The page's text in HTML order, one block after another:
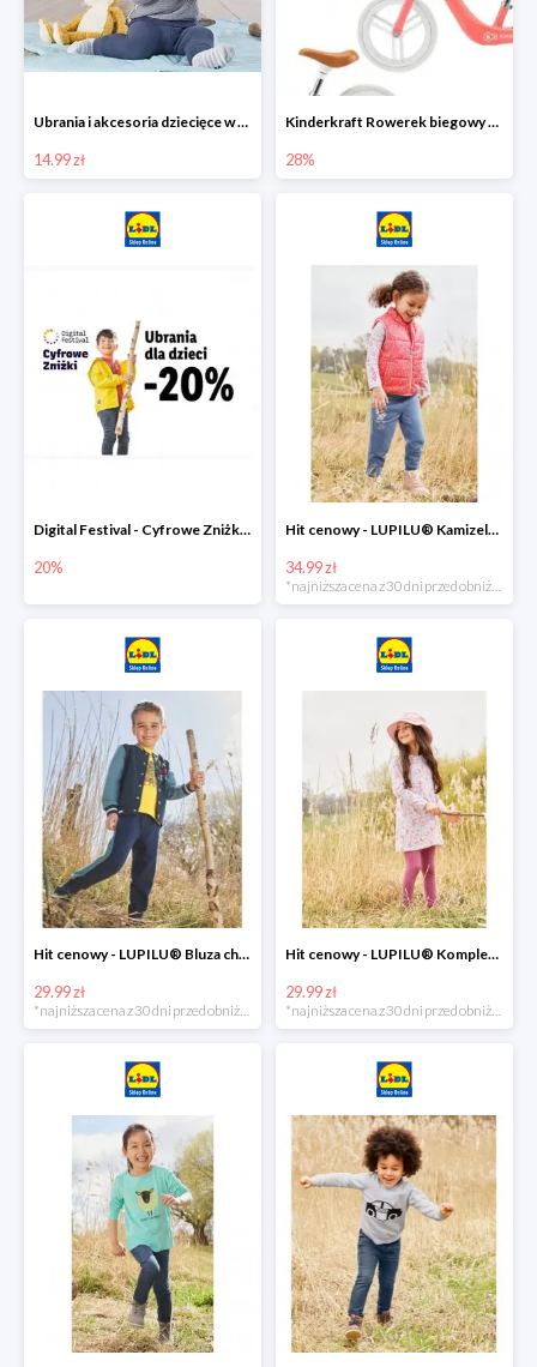
Ubrania i akcesoria dziecięce w Lidlu Online od 14,99 zł
14.99 zł
Kinderkraft Rowerek biegowy Fly
28%
Digital Festival - Cyfrowe Zniżki Ubrania dla dzieci w Lidlu -20%
20%
Hit cenowy - LUPILU® Kamizelka pikowana dziewczęca
34.99 zł
Hit cenowy - LUPILU® Bluza chłopięca w stylu college
29.99 zł
*najniższa cena z 30 dni przed obniżką
Hit cenowy - LUPILU® Komplet dziewczęcy (sukienka + legginsy)
29.99 zł
*najniższa cena z 30 dni przed obniżką